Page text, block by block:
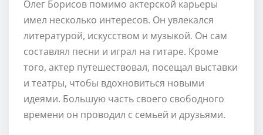
Олег Борисов помимо актерской карьеры
имел несколько интересов. Он увлекался
литературой, искусством и музыкой. Он сам
составлял песни и играл на гитаре. Кроме
того, актер путешествовал, посещал выставки
и театры, чтобы вдохновиться новыми
идеями. Большую часть своего свободного
времени он проводил с семьей и друзьями.